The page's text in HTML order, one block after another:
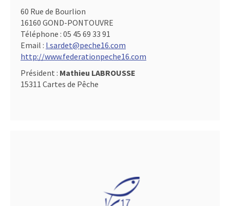
60 Rue de Bourlion
16160 GOND-PONTOUVRE
Téléphone : 05 45 69 33 91
Email : l.sardet@peche16.com
http://www.federationpeche16.com
Président : Mathieu LABROUSSE
15311 Cartes de Pêche